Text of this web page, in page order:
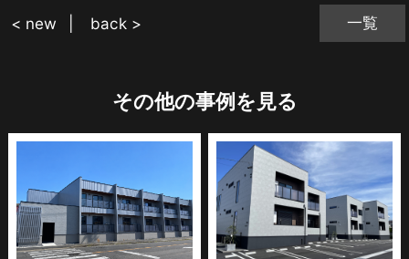
一覧
< new back >
その他の事例を見る